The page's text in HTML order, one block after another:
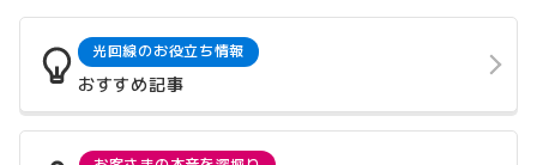
光回線のお役立ち情報
おすすめ記事